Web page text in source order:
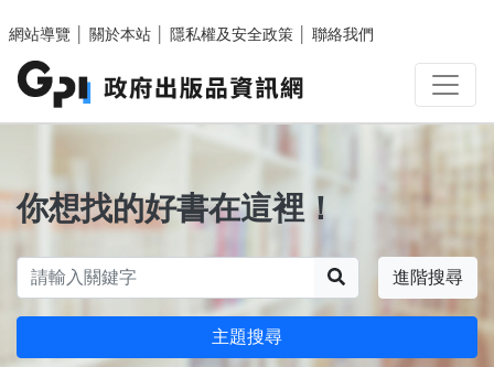
網站導覽
關於本站 隱私權及安全政策 聯絡我們
你想找的好書在這裡！
進階搜尋
主題搜尋